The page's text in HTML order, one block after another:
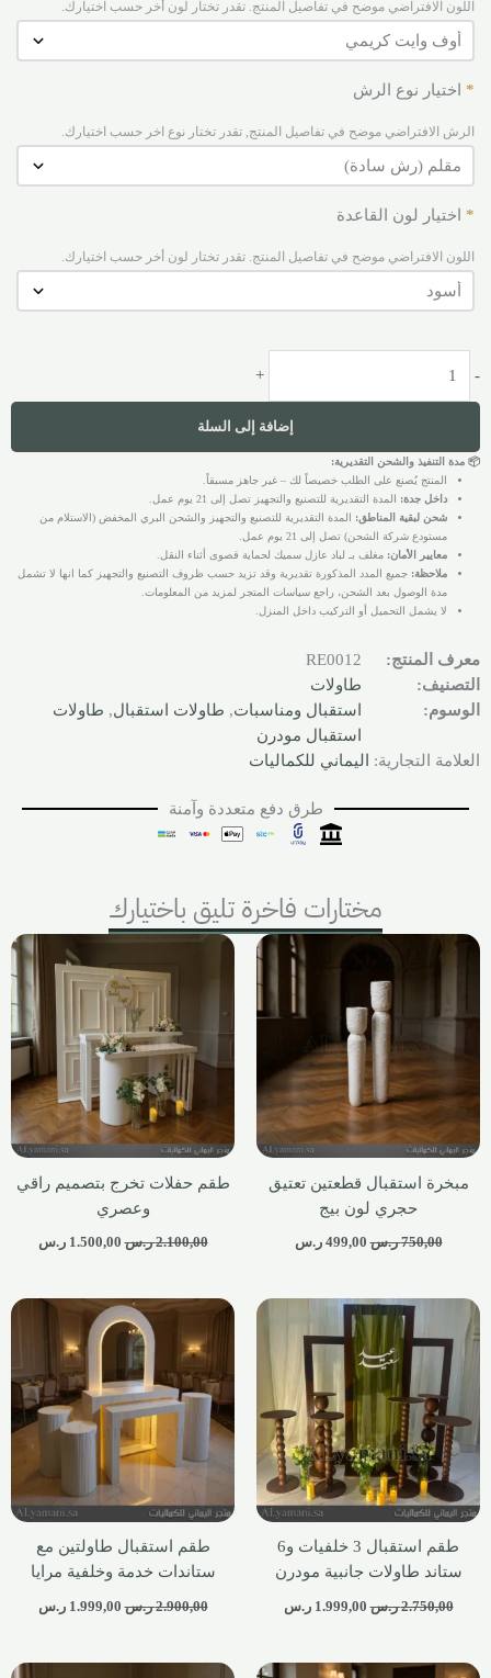
اللون الافتراضي موضح في تفاصيل المنتج. تقدر تختار لون أخر حسب اختيارك.
اختيار نوع الرش *
الرش الافتراضي موضح في تفاصيل المنتج, تقدر تختار نوع اخر حسب اختيارك.
اختيار لون القاعدة *
اللون الافتراضي موضح في تفاصيل المنتج. تقدر تختار لون أخر حسب اختيارك.
-
+
إضافة إلى السلة
📦 مدة التنفيذ والشحن التقديرية:
المنتج يُصنع على الطلب خصيصاً لك – غير جاهز مسبقاً.
داخل جدة: المدة التقديرية للتصنيع والتجهيز تصل إلى 21 يوم عمل.
شحن لبقية المناطق: المدة التقديرية للتصنيع والتجهيز والشحن البري المخفض (الاستلام من
مستودع شركة الشحن) تصل إلى 21 يوم عمل.
معايير الأمان: مغلف بـ لباد عازل سميك لحماية قصوى أثناء النقل.
ملاحظة: جميع المدد المذكورة تقديرية وقد تزيد حسب ظروف التصنيع والتجهيز كما انها لا تشمل
مدة الوصول بعد الشحن، راجع سياسات المتجر لمزيد من المعلومات.
لا يشمل التحميل أو التركيب داخل المنزل.
معرف المنتج:
RE0012
التصنيف:
طاولات
الوسوم:
استقبال ومناسبات, طاولات استقبال, طاولات
استقبال مودرن
العلامة التجارية:
اليماني للكماليات
طرق دفع متعددة وآمنة
مختارات فاخرة تليق باختيارك
مبخرة استقبال قطعتين تعتيق
حجري لون بيج
750,00 ر.س 499,00 ر.س
طقم حفلات تخرج بتصميم راقي
وعصري
2.100,00 ر.س 1.500,00 ر.س
طقم استقبال 3 خلفيات و6
ستاند طاولات جانبية مودرن
2.750,00 ر.س 1.999,00 ر.س
طقم استقبال طاولتين مع
ستاندات خدمة وخلفية مرايا
2.900,00 ر.س 1.999,00 ر.س